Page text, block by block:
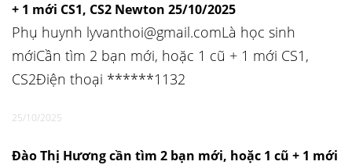
+ 1 mới CS1, CS2 Newton 25/10/2025
Phụ huynh lyvanthoi@gmail.comLà học sinh
mớiCần tìm 2 bạn mới, hoặc 1 cũ + 1 mới CS1,
CS2Điện thoại ******1132
25/10/2025
Đào Thị Hương cần tìm 2 bạn mới, hoặc 1 cũ + 1 mới